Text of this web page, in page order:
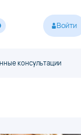
Войти
консультации